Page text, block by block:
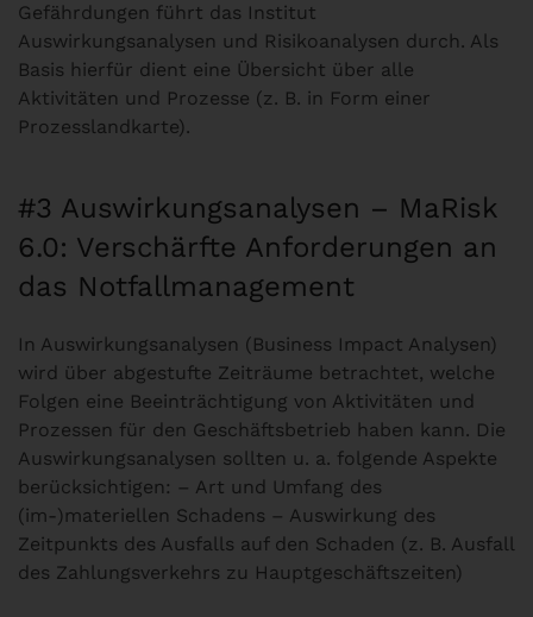
Gefährdungen führt das Institut
Auswirkungsanalysen und Risikoanalysen durch. Als
Basis hierfür dient eine Übersicht über alle
Aktivitäten und Prozesse (z. B. in Form einer
Prozesslandkarte).
#3 Auswirkungsanalysen – MaRisk
6.0: Verschärfte Anforderungen an
das Notfallmanagement
In Auswirkungsanalysen (Business Impact Analysen)
wird über abgestufte Zeiträume betrachtet, welche
Folgen eine Beeinträchtigung von Aktivitäten und
Prozessen für den Geschäftsbetrieb haben kann. Die
Auswirkungsanalysen sollten u. a. folgende Aspekte
berücksichtigen: – Art und Umfang des
(im-)materiellen Schadens – Auswirkung des
Zeitpunkts des Ausfalls auf den Schaden (z. B. Ausfall
des Zahlungsverkehrs zu Hauptgeschäftszeiten)